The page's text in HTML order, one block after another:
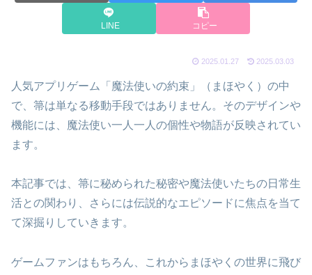
LINE コピー
2025.01.27 2025.03.03
人気アプリゲーム「魔法使いの約束」（まほやく）の中
で、箒は単なる移動手段ではありません。そのデザインや
機能には、魔法使い一人一人の個性や物語が反映されてい
ます。
本記事では、箒に秘められた秘密や魔法使いたちの日常生
活との関わり、さらには伝説的なエピソードに焦点を当て
て深掘りしていきます。
ゲームファンはもちろん、これからまほやくの世界に飛び